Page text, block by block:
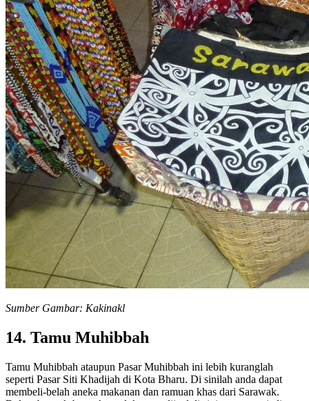
Sumber Gambar: Kakinakl
14. Tamu Muhibbah
Tamu Muhibbah ataupun Pasar Muhibbah ini lebih kuranglah
seperti Pasar Siti Khadijah di Kota Bharu. Di sinilah anda dapat
membeli-belah aneka makanan dan ramuan khas dari Sarawak.